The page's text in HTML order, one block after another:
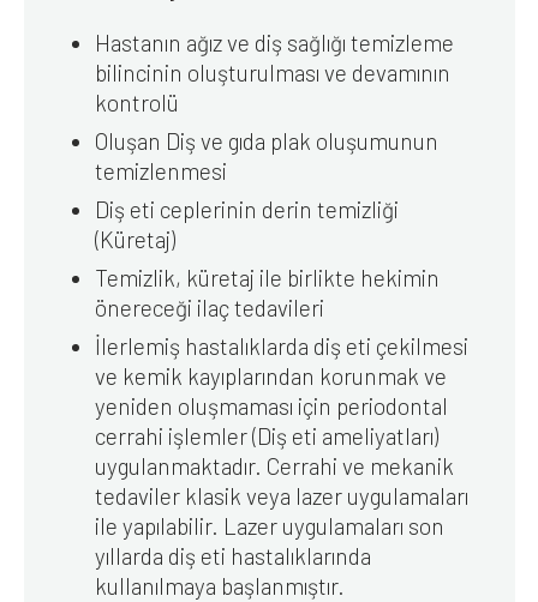
Hastanın ağız ve diş sağlığı temizleme
bilincinin oluşturulması ve devamının
kontrolü
Oluşan Diş ve gıda plak oluşumunun
temizlenmesi
Diş eti ceplerinin derin temizliği
(Küretaj)
Temizlik, küretaj ile birlikte hekimin
önereceği ilaç tedavileri
İlerlemiş hastalıklarda diş eti çekilmesi
ve kemik kayıplarından korunmak ve
yeniden oluşmaması için periodontal
cerrahi işlemler (Diş eti ameliyatları)
uygulanmaktadır. Cerrahi ve mekanik
tedaviler klasik veya lazer uygulamaları
ile yapılabilir. Lazer uygulamaları son
yıllarda diş eti hastalıklarında
kullanılmaya başlanmıştır.